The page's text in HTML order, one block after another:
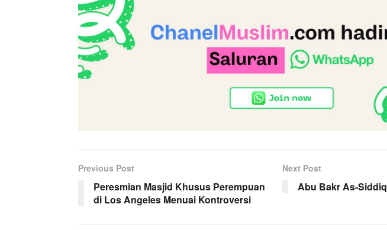
Previous Post
Peresmian Masjid Khusus Perempuan
di Los Angeles Menuai Kontroversi
Next Post
Abu Bakr As-Siddiq